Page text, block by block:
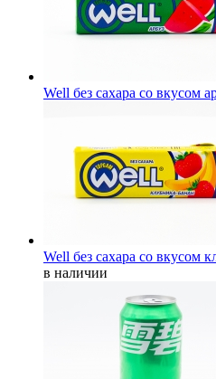
Well без сахара со вкусом
Well без сахара со вкусом
в наличии